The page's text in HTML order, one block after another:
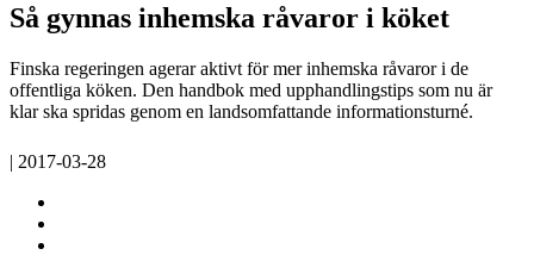
Så gynnas inhemska råvaror i köket
Finska regeringen agerar aktivt för mer inhemska råvaror i de
offentliga köken. Den handbok med upphandlingstips som nu är
klar ska spridas genom en landsomfattande informationsturné.
| 2017-03-28